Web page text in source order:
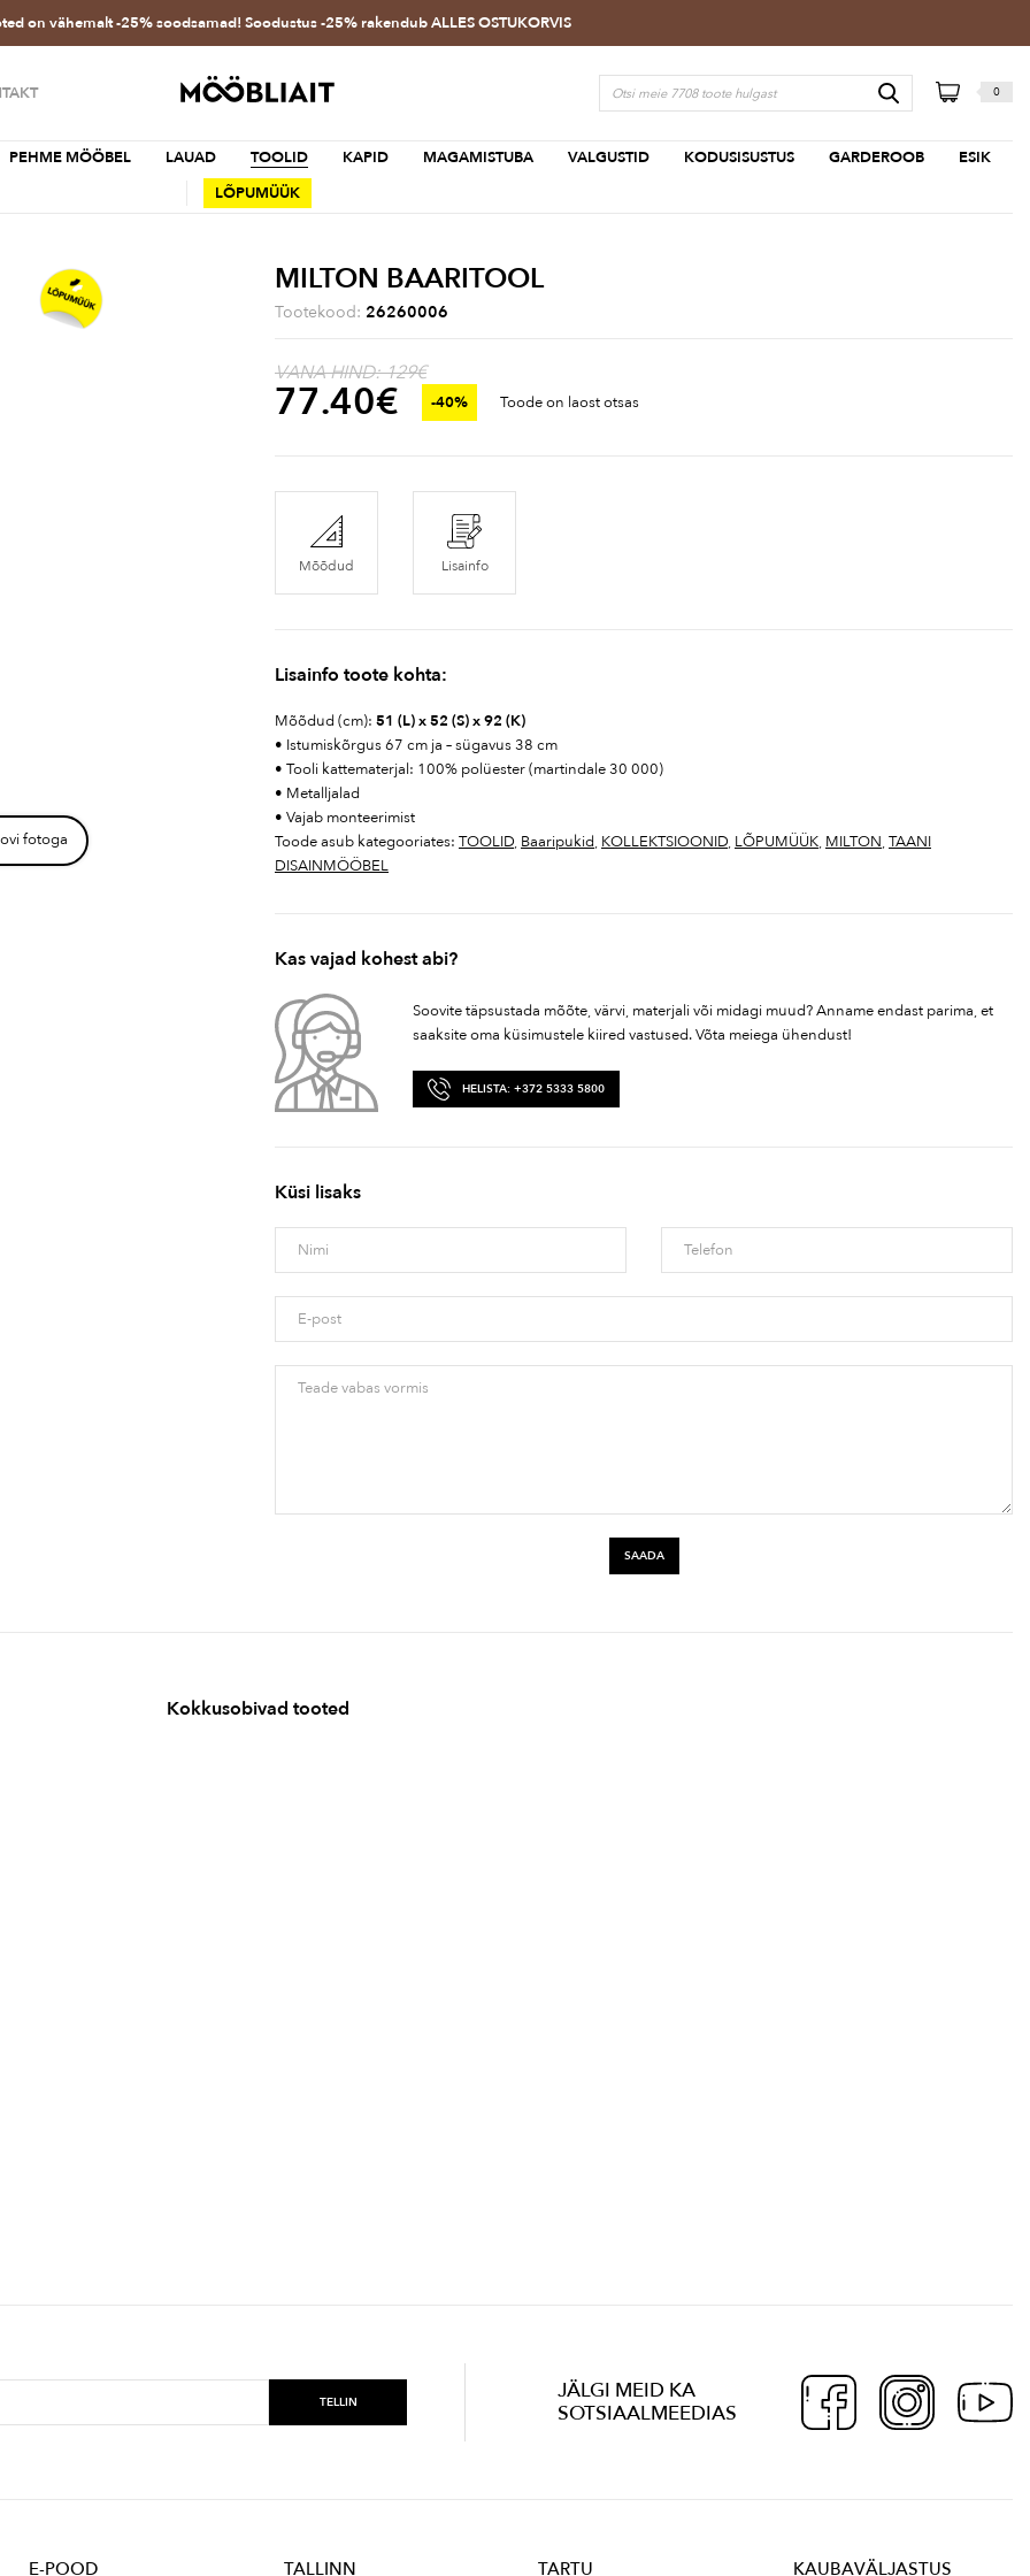
on vähemalt -25% soodsamad! Soodustus -25% rakendub ALLES OSTUKORVIS
0
PEHME MÖÖBEL LAUAD TOOLID KAPID MAGAMISTUBA VALGUSTID KODUSISUSTUS GARDEROOB
ESIK
LÕPUMÜÜK
fotoga
MILTON BAARITOOL
Tootekood: 26260006
VANA HIND: 129€
77.40€ -40% Toode on laost otsas
Mõõdud Lisainfo
Lisainfo toote kohta:
Mõõdud (cm): 51 (L) x 52 (S) x 92 (K)
• Istumiskõrgus 67 cm ja – sügavus 38 cm
• Tooli kattematerjal: 100% polüester (martindale 30 000)
• Metalljalad
• Vajab monteerimist
Toode asub kategooriates: TOOLID, Baaripukid, KOLLEKTSIOONID, LÕPUMÜÜK, MILTON,TAANI
DISAINMÖÖBEL
Kas vajad kohest abi?
Soovite täpsustada mõõte, värvi, materjali või midagi muud? Anname endast parima, et
saaksite oma küsimustele kiired vastused. Võta meiega ühendust!
HELISTA: +372 5333 5800
Küsi lisaks
Kokkusobivad tooted
JÄLGI MEID KA
SOTSIAALMEEDIAS
E-POOD TALLINN TARTU KAUBAVÄLJASTUS